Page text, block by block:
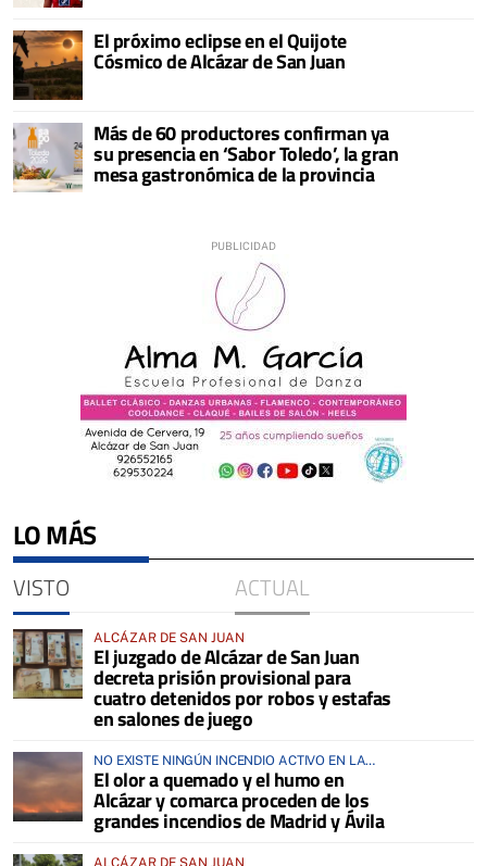
El próximo eclipse en el Quijote
Cósmico de Alcázar de San Juan
Más de 60 productores confirman ya
su presencia en ‘Sabor Toledo’, la gran
mesa gastronómica de la provincia
LO MÁS
VISTO ACTUAL
ALCÁZAR DE SAN JUAN
El juzgado de Alcázar de San Juan
decreta prisión provisional para
cuatro detenidos por robos y estafas
en salones de juego
NO EXISTE NINGÚN INCENDIO ACTIVO EN LA
COMARCA
El olor a quemado y el humo en
Alcázar y comarca proceden de los
grandes incendios de Madrid y Ávila
ALCÁZAR DE SAN JUAN